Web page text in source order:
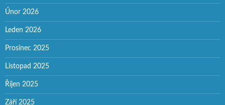
Únor 2026
Leden 2026
Prosinec 2025
Listopad 2025
Říjen 2025
Září 2025